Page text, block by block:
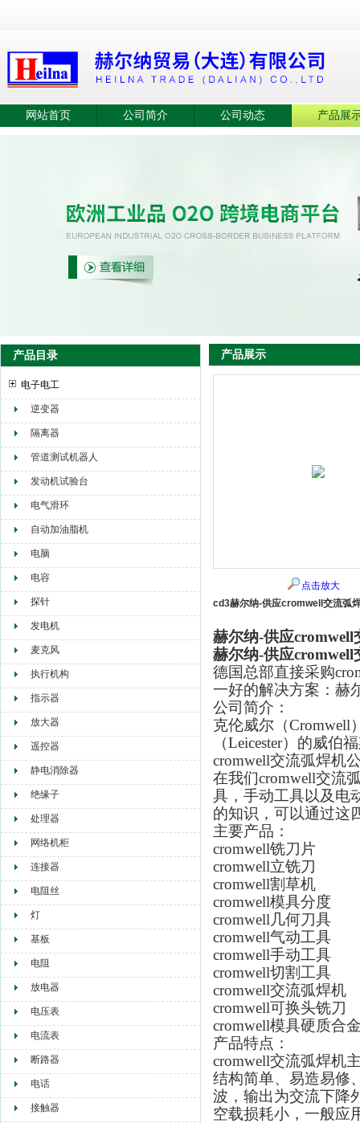
赫尔纳贸易（大连）有限公司
网站首页 公司简介 公司动态 产品展
产品目录
电子电工
逆变器
隔离器
管道测试机器人
发动机试验台
电气滑环
自动加油脂机
电脑
电容
探针
发电机
麦克风
执行机构
指示器
放大器
遥控器
静电消除器
绝缘子
处理器
网络机柜
连接器
电阻丝
灯
基板
电阻
放电器
电压表
电流表
断路器
电话
接触器
产品展示
点击放大
cd3赫尔纳-供应cromwell交流弧
赫尔纳-供应cromwell
赫尔纳-供应cromwell
德国总部直接采购
一好的解决方案：赫
公司简介：
克伦威尔（Cromwell
（Leicester）的威伯
cromwell交流弧焊机
在我们cromwell交流
具，手动工具以及电
的知识，可以通过这
主要产品：
cromwell铣刀片
cromwell立铣刀
cromwell割草机
cromwell模具分度
cromwell 几何刀具
cromwell气动工具
cromwell手动工具
cromwell切割工具
cromwell交流弧焊机
cromwell可换头铣刀
cromwell模具硬质合
产品特点：
cromwell交流弧焊机
结构简单、易造易修
波，输出为交流下降
空载损耗小，一般应